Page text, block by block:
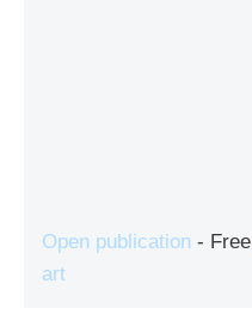
Open publication - Free
art